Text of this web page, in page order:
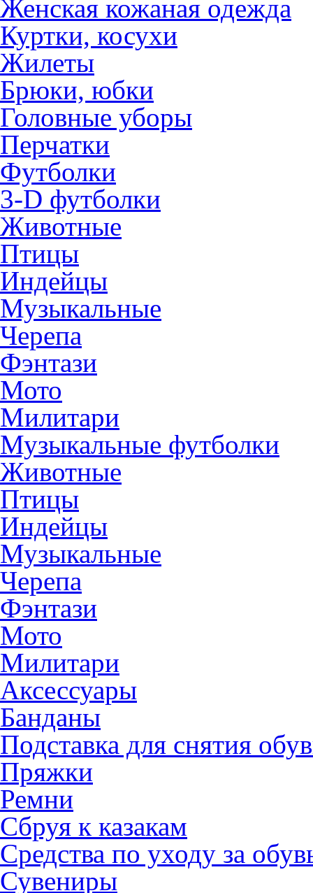
Женская кожаная одежда
Куртки, косухи
Жилеты
Брюки, юбки
Головные уборы
Перчатки
Футболки
3-D футболки
Животные
Птицы
Индейцы
Музыкальные
Черепа
Фэнтази
Мото
Милитари
Музыкальные футболки
Животные
Птицы
Индейцы
Музыкальные
Черепа
Фэнтази
Мото
Милитари
Аксессуары
Банданы
Подставка для снятия
Пряжки
Ремни
Сбруя к казакам
Средства по уходу за
Сувениры